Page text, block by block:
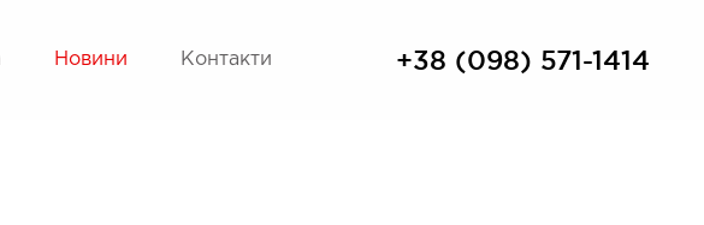
Новини Контакти +38 (098) 571-1414